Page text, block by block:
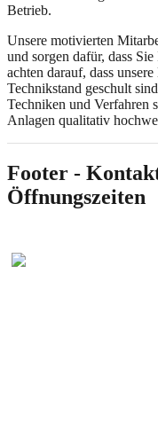
Betrieb.
Unsere motivierten
und sorgen dafür, dass
achten darauf, dass
Technikstand geschult
Techniken und Verfahren
Anlagen qualitativ
Footer -
Öffnungszeiten